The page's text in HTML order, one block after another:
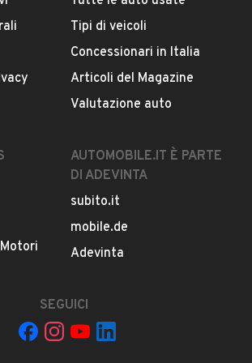
VENDITORE
disponibile?
più foto?
della garanzia?
Tipi di veicoli
Concessionari in Italia
Articoli del Magazine
Valutazione auto
AUTOMOBILE.IT È PARTE
DI ADEVINTA
subito.it
mobile.de
Adevinta
SEGUICI